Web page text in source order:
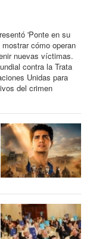
'Ponte en su
cómo operan
nuevas víctimas.
contra la Trata
Unidas para
del crimen